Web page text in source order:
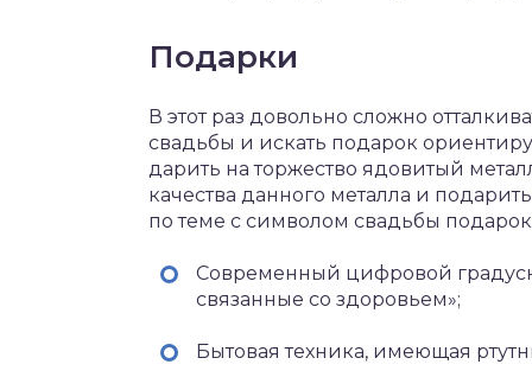
Подарки
В этот раз довольно сложно
свадьбы и искать подарок
дарить на торжество ядовитый
качества данного металла и
по теме с символом свадьбы
Современный цифровой
связанные со здоровьем»;
Бытовая техника, имеющая